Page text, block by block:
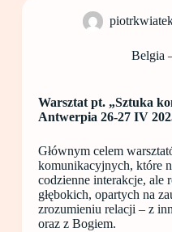
Belgia
Warsztat pt. „Sztuka
Antwerpia 26-27 IV
Głównym celem
komunikacyjnych, które
codzienne interakcje, ale
głębokich, opartych na
zrozumieniu relacji – z
oraz z Bogiem.